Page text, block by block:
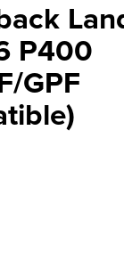
P400
GPF